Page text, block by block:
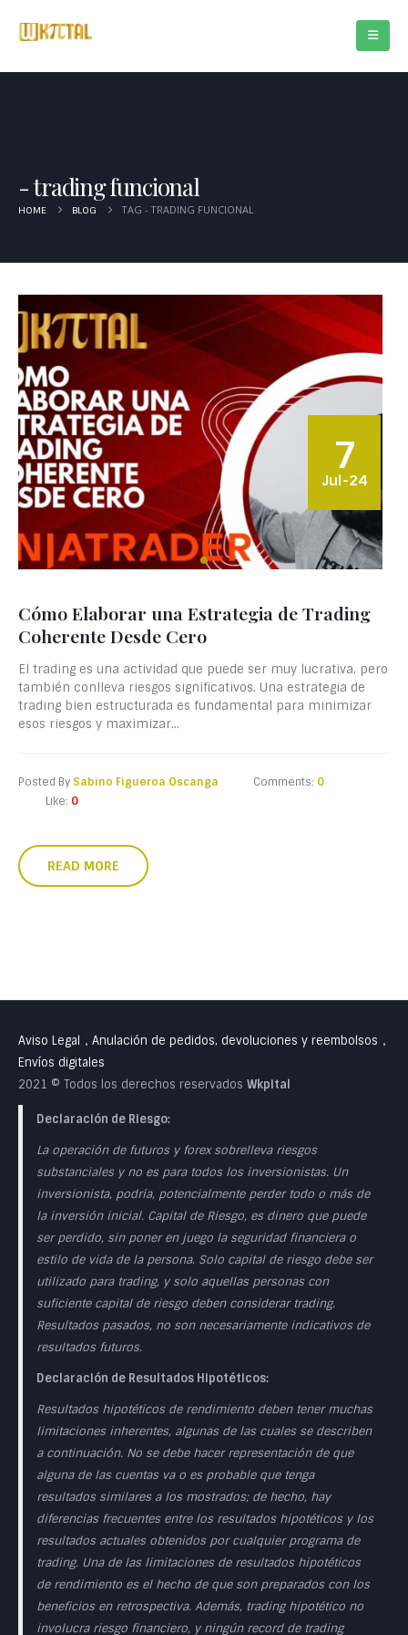
trading funcional
HOME BLOG TAG -TRADING FUNCIONAL
7
Jul-24
Cómo Elaborar una Estrategia de Trading
Coherente Desde Cero
El trading es una actividad que puede ser muy lucrativa, pero
también conlleva riesgos significativos. Una estrategia de
trading bien estructurada es fundamental para minimizar
esos riesgos y maximizar...
Posted By Sabino Figueroa Oscanga Comments: 0
Like: 0
READ MORE
Aviso Legal • Anulación de pedidos, devoluciones y reembolsos •
Envíos digitales
2021 © Todos los derechos reservados Wkpital
Declaración de Riesgo:
La operación de futuros y forex sobrelleva riesgos
substanciales y no es para todos los inversionistas. Un
inversionista, podría, potencialmente perder todo o más de
la inversión inicial. Capital de Riesgo, es dinero que puede
ser perdido, sin poner en juego la seguridad financiera o
estilo de vida de la persona. Solo capital de riesgo debe ser
utilizado para trading, y solo aquellas personas con
suficiente capital de riesgo deben considerar trading.
Resultados pasados, no son necesariamente indicativos de
resultados futuros.
Declaración de Resultados Hipotéticos:
Resultados hipotéticos de rendimiento deben tener muchas
limitaciones inherentes, algunas de las cuales se describen
a continuación. No se debe hacer representación de que
alguna de las cuentas va o es probable que tenga
resultados similares a los mostrados; de hecho, hay
diferencias frecuentes entre los resultados hipotéticos y los
resultados actuales obtenidos por cualquier programa de
trading. Una de las limitaciones de resultados hipotéticos
de rendimiento es el hecho de que son preparados con los
beneficios en retrospectiva. Además, trading hipotético no
involucra riesgo financiero, y ningún record de trading